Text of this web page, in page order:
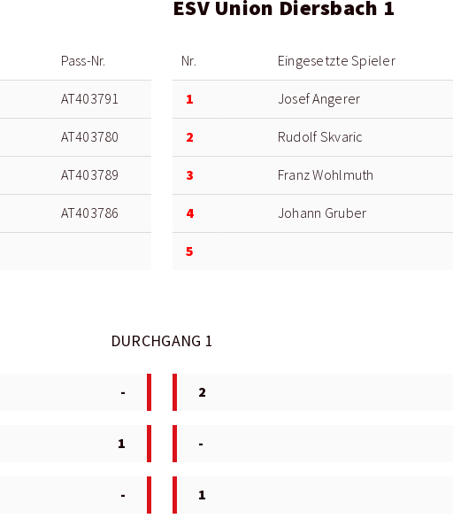
Pass-Nr.
AT403791
AT403780
AT403789
AT403786
ESV Union Diersbach 1
Nr. Eingesetzte Spieler
1 Josef Angerer
2 Rudolf Skvaric
3 Franz Wohlmuth
4 Johann Gruber
5
DURCHGANG 1
- 2
1 -
- 1